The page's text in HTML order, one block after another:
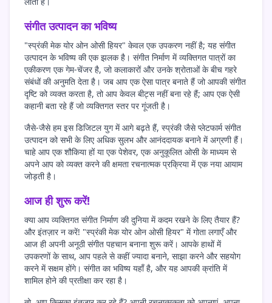
संगीत उत्पादन का भविष्य
"स्प्रंकी मेक योर ओन ओसी हियर" केवल एक उपकरण नहीं है; यह संगीत
उत्पादन के भविष्य की एक झलक है। संगीत निर्माण में व्यक्तिगत पात्रों का
एकीकरण एक गेम-चेंजर है, जो कलाकारों और उनके श्रोताओं के बीच गहरे
संबंधों की अनुमति देता है। जब आप एक ऐसा पात्र बनाते हैं जो आपकी संगीत
दृष्टि को व्यक्त करता है, तो आप केवल बीट्स नहीं बना रहे हैं; आप एक ऐसी
कहानी बता रहे हैं जो व्यक्तिगत स्तर पर गूंजती है।
जैसे-जैसे हम इस डिजिटल युग में आगे बढ़ते हैं, स्प्रंकी जैसे प्लेटफार्म संगीत
उत्पादन को सभी के लिए अधिक सुलभ और आनंददायक बनाने में अग्रणी हैं।
चाहे आप एक शौकिया हों या एक पेशेवर, एक अनुकूलित ओसी के माध्यम से
अपने आप को व्यक्त करने की क्षमता रचनात्मक प्रक्रिया में एक नया आयाम
जोड़ती है।
आज ही शुरू करें!
क्या आप व्यक्तिगत संगीत निर्माण की दुनिया में कदम रखने के लिए तैयार हैं?
और इंतज़ार न करें! "स्प्रंकी मेक योर ओन ओसी हियर" में गोता लगाएँ और
आज ही अपनी अनूठी संगीत पहचान बनाना शुरू करें। आपके हाथों में
उपकरणों के साथ, आप पहले से कहीं ज्यादा बनाने, साझा करने और सहयोग
करने में सक्षम होंगे। संगीत का भविष्य यहाँ है, और यह आपकी क्रांति में
शामिल होने की प्रतीक्षा कर रहा है।